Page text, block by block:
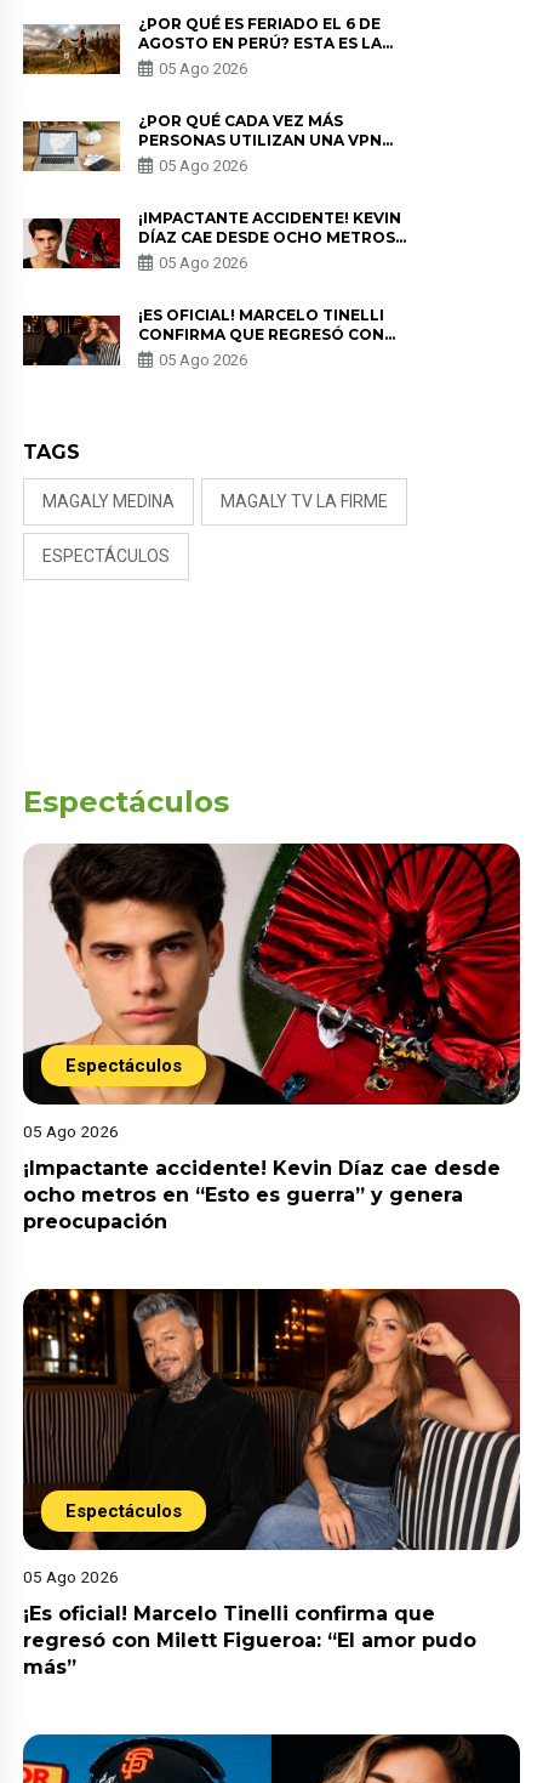
¿POR QUÉ ES FERIADO EL 6 DE
AGOSTO EN PERÚ? ESTA ES LA
HISTORIA
05 Ago 2026
¿POR QUÉ CADA VEZ MÁS
PERSONAS UTILIZAN UNA VPN
PARA PROTEGER SU
PRIVACIDAD?
05 Ago 2026
¡IMPACTANTE ACCIDENTE! KEVIN
DÍAZ CAE DESDE OCHO METROS
EN “ESTO ES GUERRA” Y GENERA
PREOCUPACIÓN
05 Ago 2026
¡ES OFICIAL! MARCELO TINELLI
CONFIRMA QUE REGRESÓ CON
MILETT FIGUEROA: “EL AMOR
PUDO MÁS”
05 Ago 2026
TAGS
MAGALY MEDINA MAGALY TV LA FIRME
ESPECTÁCULOS
Espectáculos
Espectáculos
05 Ago 2026
¡Impactante accidente! Kevin Díaz cae desde
ocho metros en “Esto es guerra” y genera
preocupación
Espectáculos
05 Ago 2026
¡Es oficial! Marcelo Tinelli confirma que
regresó con Milett Figueroa: “El amor pudo
más”